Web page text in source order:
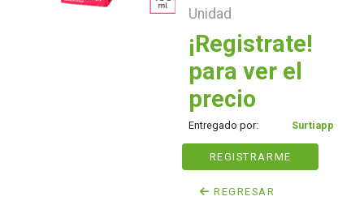
Unidad
¡Registrate!
para ver el
precio
Entregado por: Surtiapp
REGISTRARME
REGRESAR